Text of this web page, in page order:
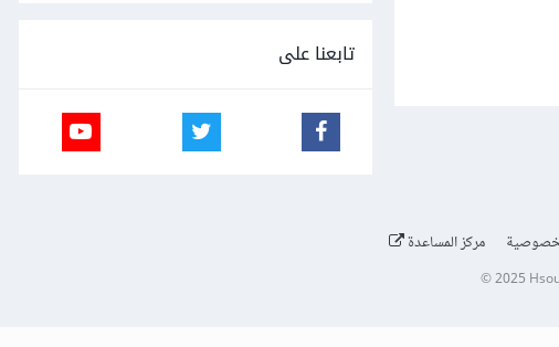
تابعنا على
مركز المساعدة
© 2025